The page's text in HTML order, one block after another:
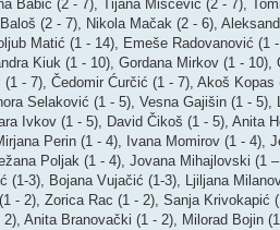
Babić (2 - 7), Tijana Miščević (2 - 7),
(2 - 7), Nikola Mačak (2 - 6),
Matić (1 - 14), Emeše Radovanović (1
Kiuk (1 - 10), Gordana Mirkov (1 - 10),
- 7), Čedomir Ćurčić (1 - 7), Akoš Kopas
Selaković (1 - 5), Vesna Gajišin (1 - 5),
Ivkov (1 - 5), David Čikoš (1 - 5), Anita
Perin (1 - 4), Ivana Momirov (1 - 4),
Poljak (1 - 4), Jovana Mihajlovski (1
(1-3), Bojana Vujačić (1-3), Ljiljana
- 2), Zorica Rac (1 - 2), Sanja Krivokapić
Anita Branovački (1 - 2), Milorad Bojin